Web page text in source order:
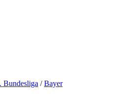
Bundesliga /Bayer